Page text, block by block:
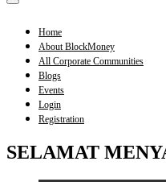
Menu
Home
About BlockMoney
All Corporate Communities
Blogs
Events
Login
Registration
SELAMAT